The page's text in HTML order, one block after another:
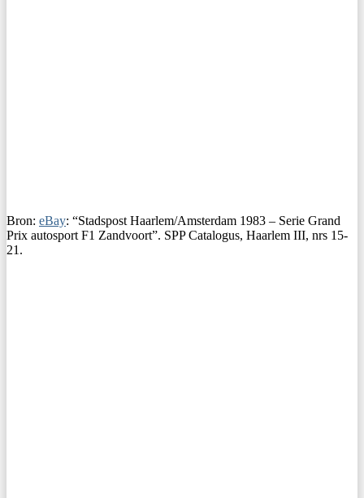
Bron: eBay: “Stadspost Haarlem/Amsterdam 1983 – Serie Grand
Prix autosport F1 Zandvoort”. SPP Catalogus, Haarlem III, nrs 15-
21.